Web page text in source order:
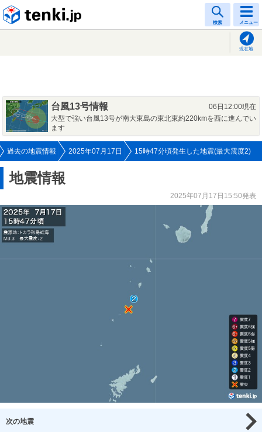
検索 メニュー
現在地
台風13号情報
06日12:00現在
大型で強い台風13号が南大東島の東北東約220kmを西に進んでい
ます
過去の地震情報 2025年07月17日 15時47分頃発生した地震(最大震度2)
地震情報
2025年07月17日15:50発表
次の地震